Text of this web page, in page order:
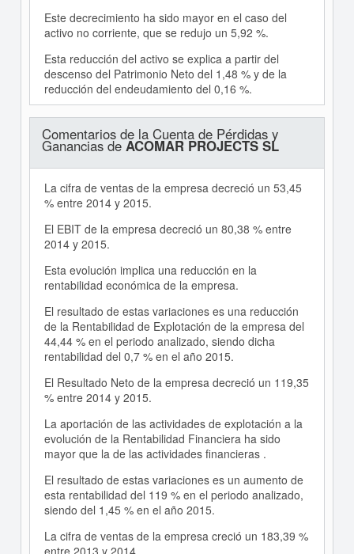
Este decrecimiento ha sido mayor en el caso del
activo no corriente, que se redujo un 5,92 %.
Esta reducción del activo se explica a partir del
descenso del Patrimonio Neto del 1,48 % y de la
reducción del endeudamiento del 0,16 %.
Comentarios de la Cuenta de Pérdidas y
Ganancias deACOMAR PROJECTS SL
La cifra de ventas de la empresa decreció un 53,45
% entre 2014 y 2015.
El EBIT de la empresa decreció un 80,38 % entre
2014 y 2015.
Esta evolución implica una reducción en la
rentabilidad económica de la empresa.
El resultado de estas variaciones es una reducción
de la Rentabilidad de Explotación de la empresa del
44,44 % en el periodo analizado, siendo dicha
rentabilidad del 0,7 % en el año 2015.
El Resultado Neto de la empresa decreció un 119,35
% entre 2014 y 2015.
La aportación de las actividades de explotación a la
evolución de la Rentabilidad Financiera ha sido
mayor que la de las actividades financieras .
El resultado de estas variaciones es un aumento de
esta rentabilidad del 119 % en el periodo analizado,
siendo del 1,45 % en el año 2015.
La cifra de ventas de la empresa creció un 183,39 %
entre 2013 y 2014.